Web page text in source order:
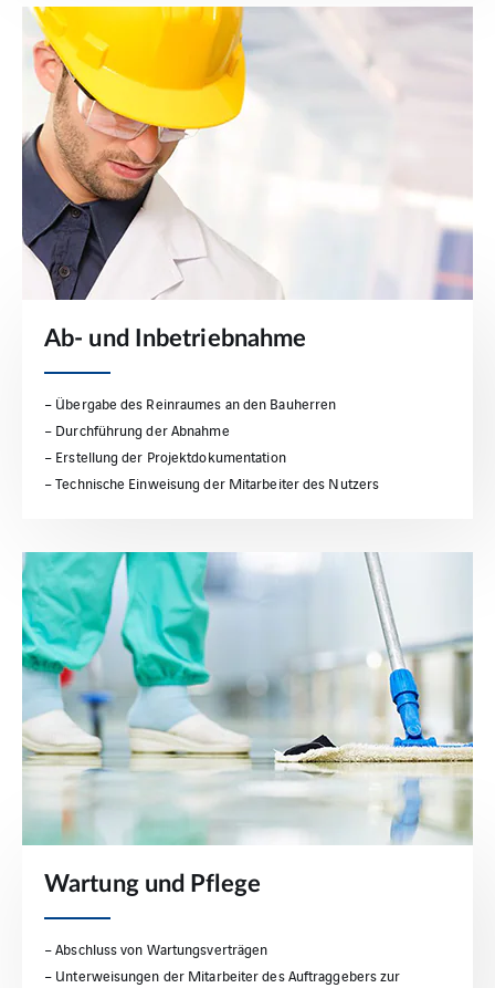
Ab- und Inbetriebnahme
– Übergabe des Reinraumes an den Bauherren
– Durchführung der Abnahme
– Erstellung der Projektdokumentation
– Technische Einweisung der Mitarbeiter des Nutzers
Wartung und Pflege
– Abschluss von Wartungsverträgen
– Unterweisungen der Mitarbeiter des Auftraggebers zur